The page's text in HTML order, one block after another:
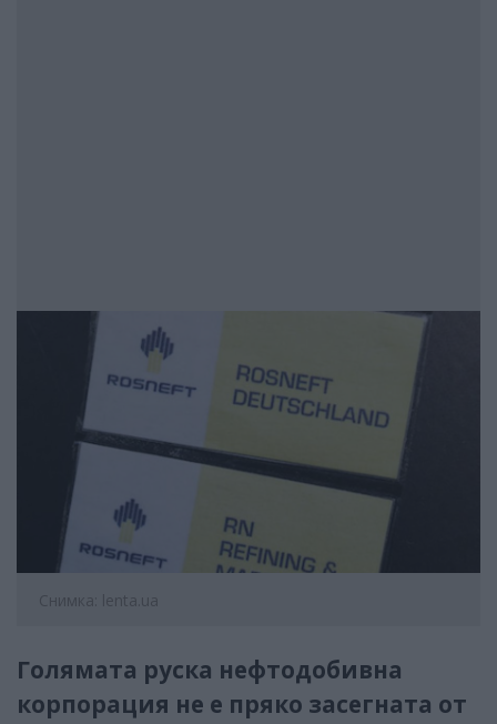
Снимка: lenta.ua
Голямата руска нефтодобивна
корпорация не е пряко засегната от